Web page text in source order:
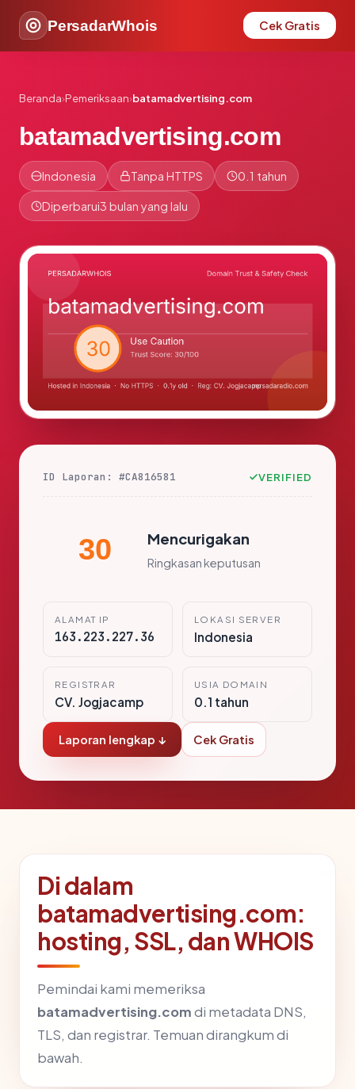
PersadarWhois Cek Gratis
Beranda›Pemeriksaan›batamadvertising.com
batamadvertising.com
Indonesia Tanpa HTTPS 0.1 tahun
Diperbarui3 bulan yang lalu
ID Laporan: #CA816581 VERIFIED
30 Mencurigakan
Ringkasan keputusan
ALAMAT IP
163.223.227.36
LOKASI SERVER
Indonesia
REGISTRAR
CV. Jogjacamp
USIA DOMAIN
0.1 tahun
Laporan lengkap ↓ Cek Gratis
Di dalam
batamadvertising.com:
hosting, SSL, dan WHOIS
Pemindai kami memeriksa
batamadvertising.comdi metadata DNS,
TLS, dan registrar. Temuan dirangkum di
bawah.